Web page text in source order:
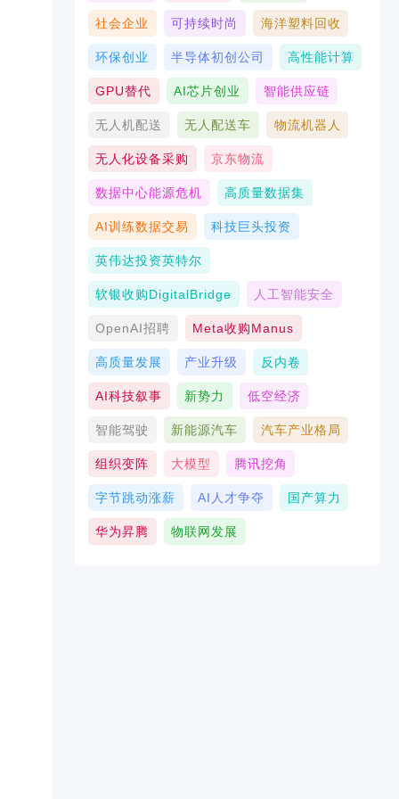
社会企业 可持续时尚 海洋塑料回收
环保创业 半导体初创公司 高性能计算
GPU替代 AI芯片创业 智能供应链
无人机配送 无人配送车 物流机器人
无人化设备采购 京东物流
数据中心能源危机 高质量数据集
AI训练数据交易 科技巨头投资
英伟达投资英特尔
软银收购DigitalBridge 人工智能安全
OpenAI招聘 Meta收购Manus
高质量发展 产业升级 反内卷
AI科技叙事 新势力 低空经济
智能驾驶 新能源汽车 汽车产业格局
组织变阵 大模型 腾讯挖角
字节跳动涨薪 AI人才争夺 国产算力
华为昇腾 物联网发展